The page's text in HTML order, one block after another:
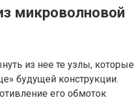
микроволновой
из нее те узлы, которые
будущей конструкции.
его обмоток